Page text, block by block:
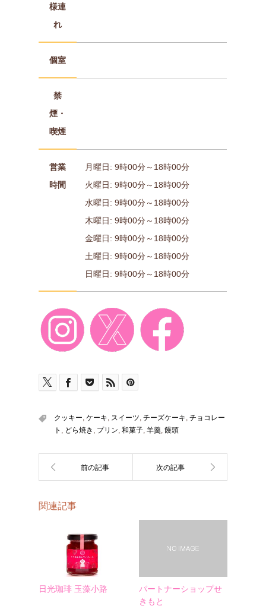
様連
れ
個室
禁
煙・
喫煙
営業
時間
月曜日: 9時00分～18時00分
火曜日: 9時00分～18時00分
水曜日: 9時00分～18時00分
木曜日: 9時00分～18時00分
金曜日: 9時00分～18時00分
土曜日: 9時00分～18時00分
日曜日: 9時00分～18時00分
クッキー, ケーキ, スイーツ, チーズケーキ, チョコレー
ト , どら焼き , プリン, 和菓子, 羊羹, 饅頭
関連記事
日光珈琲 玉藻小路
パートナーショップせ
きもと